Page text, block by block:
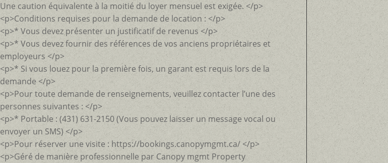
Une caution équivalente à la moitié du loyer mensuel est exigée. </p>
<p>Conditions requises pour la demande de location : </p>
<p>* Vous devez présenter un justificatif de revenus </p>
<p>* Vous devez fournir des références de vos anciens propriétaires et
employeurs </p>
<p>* Si vous louez pour la première fois, un garant est requis lors de la
demande </p>
<p>Pour toute demande de renseignements, veuillez contacter l’une des
personnes suivantes : </p>
<p>* Portable : (431) 631-2150 (Vous pouvez laisser un message vocal ou
envoyer un SMS) </p>
<p>Pour réserver une visite : https://bookings.canopymgmt.ca/ </p>
<p>Géré de manière professionnelle par Canopy mgmt Property